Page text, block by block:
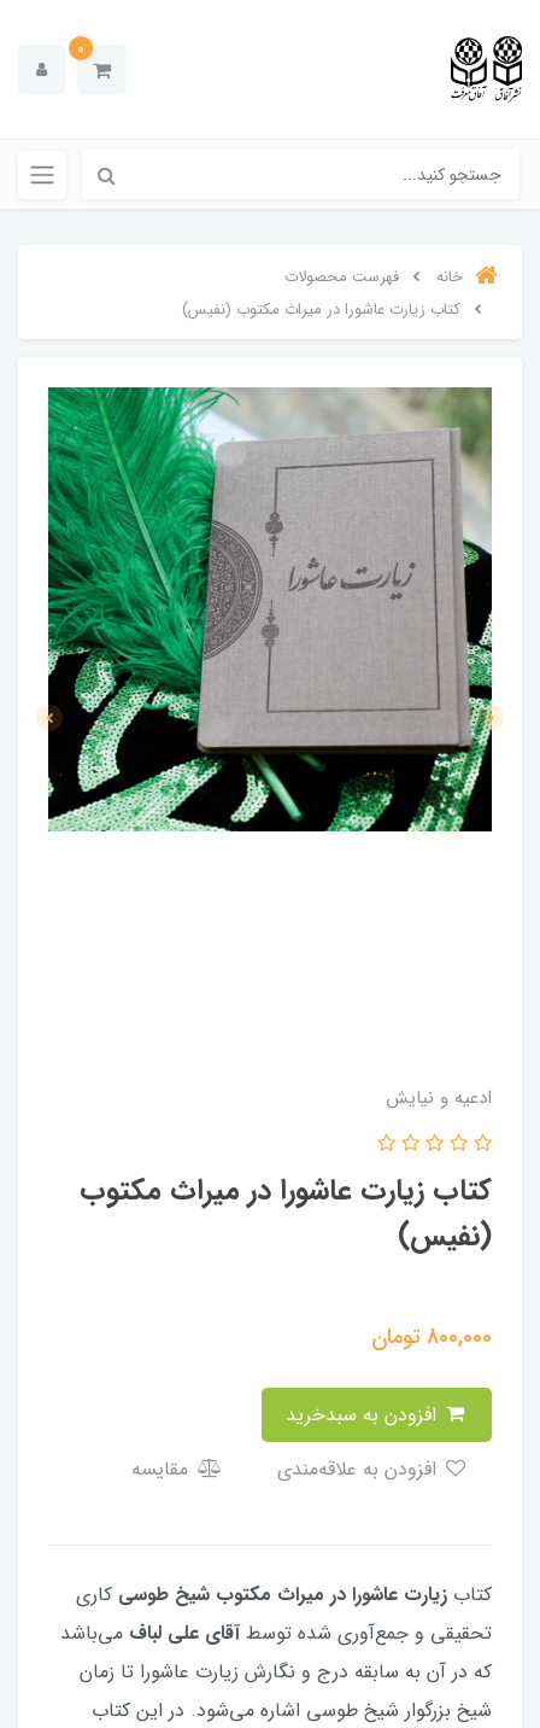
0
خانه
فهرست محصولات
کتاب زیارت عاشورا در میراث مکتوب (نفیس)
ادعیه و نیایش
کتاب زیارت عاشورا در میراث مکتوب
(نفیس)
800,000تومان
مقایسه
کتاب زیارت عاشورا در میراث مکتوب شیخ طوسی کاری
تحقیقی و جمع‌آوری شده توسط آقای علی لباف می‌باشد
که در آن به سابقه درج و نگارش زیارت عاشورا تا زمان
شیخ بزرگوار شیخ طوسی اشاره می‌شود. در این کتاب